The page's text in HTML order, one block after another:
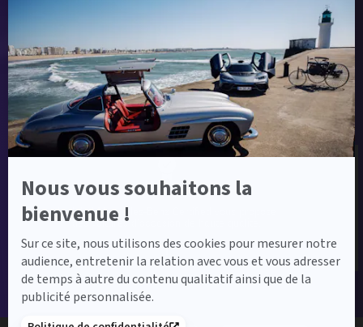
sur
Axeptio
Nous vous souhaitons la
bienvenue !
Sur ce site, nous utilisons des cookies pour mesurer notre
audience, entretenir la relation avec vous et vous adresser
de temps à autre du contenu qualitatif ainsi que de la
publicité personnalisée.
Label Certified et Garanties
Label Certified
Le label Mercedes-Benz Certified vous propose
des voitures d’occasion de haute qualité.